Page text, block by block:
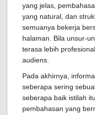
yang jelas,
yang natural, dan
semuanya bekerja
halaman. Bila unsur-
terasa lebih
audiens.
Pada akhirnya,
seberapa sering
seberapa baik istilah
pembahasan yang